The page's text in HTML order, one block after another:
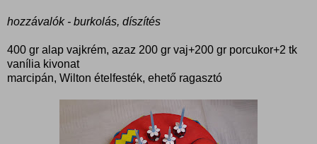
hozzávalók - burkolás, díszítés
400 gr alap vajkrém, azaz 200 gr vaj+200 gr porcukor+2 tk
vanília kivonat
marcipán, Wilton ételfesték, ehető ragasztó